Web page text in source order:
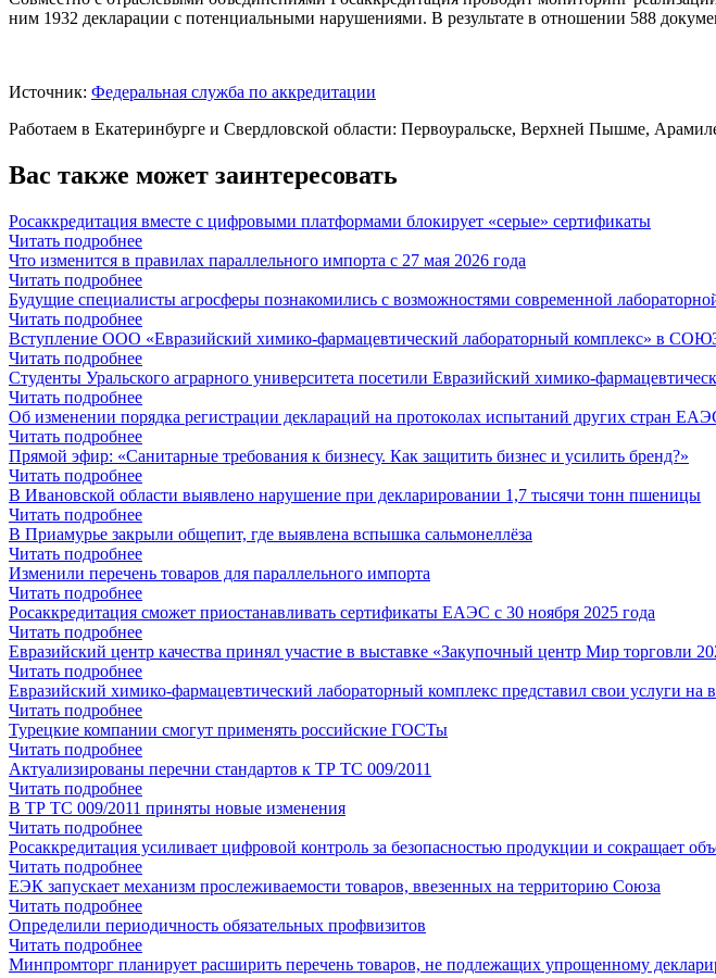
ним 1932 декларации с потенциальными нарушениями. В результате в отношении 588
Источник: Федеральная служба по аккредитации
Работаем в Екатеринбурге и Свердловской области: Первоуральске, Верхней Пышме,
Вас также может заинтересовать
Росаккредитация вместе с цифровыми платформами блокирует «серые» сертификаты
Читать подробнее
Что изменится в правилах параллельного импорта с 27 мая 2026 года
Читать подробнее
Будущие специалисты агросферы познакомились с возможностями современной
Читать подробнее
Вступление ООО «Евразийский химико-фармацевтический лабораторный комплекс» в
Читать подробнее
Студенты Уральского аграрного университета посетили Евразийский химико-
Читать подробнее
Об изменении порядка регистрации деклараций на протоколах испытаний других стран
Читать подробнее
Прямой эфир: «Санитарные требования к бизнесу. Как защитить бизнес и усилить бренд?»
Читать подробнее
В Ивановской области выявлено нарушение при декларировании 1,7 тысячи тонн пшеницы
Читать подробнее
В Приамурье закрыли общепит, где выявлена вспышка сальмонеллёза
Читать подробнее
Изменили перечень товаров для параллельного импорта
Читать подробнее
Росаккредитация сможет приостанавливать сертификаты ЕАЭС с 30 ноября 2025 года
Читать подробнее
Евразийский центр качества принял участие в выставке «Закупочный центр Мир торговли
Читать подробнее
Евразийский химико-фармацевтический лабораторный комплекс представил свои услуги на
Читать подробнее
Турецкие компании смогут применять российские ГОСТы
Читать подробнее
Актуализированы перечни стандартов к ТР ТС 009/2011
Читать подробнее
В ТР ТС 009/2011 приняты новые изменения
Читать подробнее
Росаккредитация усиливает цифровой контроль за безопасностью продукции и сокращает
Читать подробнее
ЕЭК запускает механизм прослеживаемости товаров, ввезенных на территорию Союза
Читать подробнее
Определили периодичность обязательных профвизитов
Читать подробнее
Минпромторг планирует расширить перечень товаров, не подлежащих упрощенному